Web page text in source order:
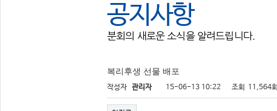
공지사항
분회의 새로운 소식을 알려드립니다.
복리후생 선물 배포
작성자 관리자 15-06-13 10:22 조회 11,564회